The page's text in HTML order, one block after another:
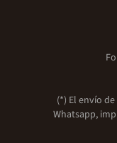
(*) El envío
Whatsapp,